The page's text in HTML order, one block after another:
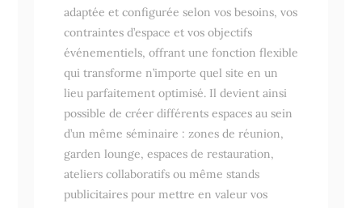
adaptée et configurée selon vos besoins, vos
contraintes d’espace et vos objectifs
événementiels, offrant une fonction flexible
qui transforme n’importe quel site en un
lieu parfaitement optimisé. Il devient ainsi
possible de créer différents espaces au sein
d’un même séminaire : zones de réunion,
garden lounge, espaces de restauration,
ateliers collaboratifs ou même stands
publicitaires pour mettre en valeur vos